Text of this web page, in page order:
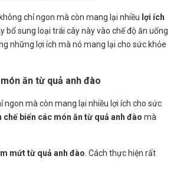
không chỉ ngon mà còn mang lại nhiều lợi ích
bổ sung loại trái cây này vào chế độ ăn uống
những lợi ích mà nó mang lại cho sức khỏe
ăn từ quả anh đào
ngon mà còn mang lại nhiều lợi ích cho sức
chế biến các món ăn từ quả anh đào mà
mứt từ quả anh đào . Cách thực hiện rất